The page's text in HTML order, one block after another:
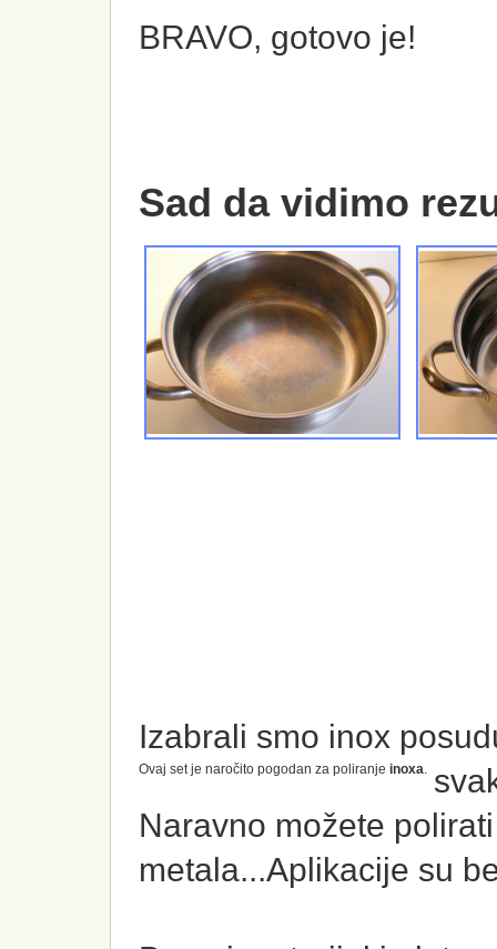
BRAVO, gotovo je!
Sad da vidimo
Izabrali smo inox
Ovaj set je naročito pogodan za poliranje inoxa.
Naravno možete
metala...Aplikacije su